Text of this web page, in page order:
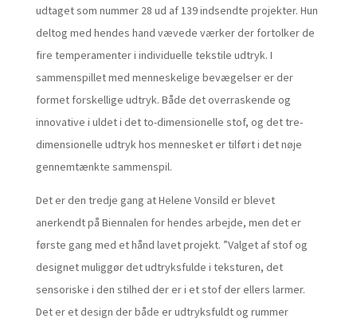
udtaget som nummer 28 ud af 139 indsendte projekter. Hun
deltog med hendes hand vævede værker der fortolker de
fire temperamenter i individuelle tekstile udtryk. I
sammenspillet med menneskelige bevægelser er der
formet forskellige udtryk. Både det overraskende og
innovative i uldet i det to-dimensionelle stof, og det tre-
dimensionelle udtryk hos mennesket er tilført i det nøje
gennemtænkte sammenspil.
Det er den tredje gang at Helene Vonsild er blevet
anerkendt på Biennalen for hendes arbejde, men det er
første gang med et hånd lavet projekt. ”Valget af stof og
designet muliggør det udtryksfulde i teksturen, det
sensoriske i den stilhed der er i et stof der ellers larmer.
Det er et design der både er udtryksfuldt og rummer